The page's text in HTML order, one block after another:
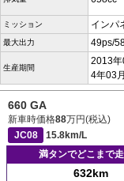
ミッション インパ
最大出力 49ps/
生産期間
2013
4年03月
660 GA
新車時価格88万円(税込)
JC08
15.8km/L
満タンでどこまで
632km